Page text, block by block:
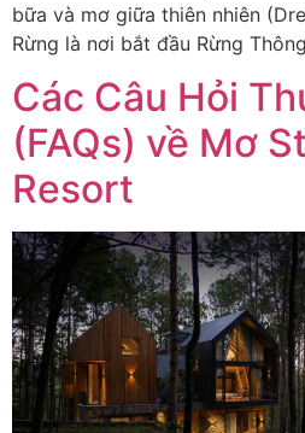
bữa và mơ giữa thiên nhiên
Rừng là nơi bắt đầu Rừng
Các Câu Hỏi
(FAQs) về Mơ
Resort